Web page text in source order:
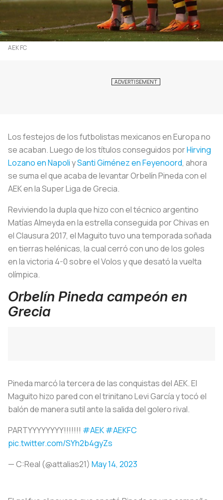
AEK FC
Los festejos de los futbolistas mexicanos en Europa no
se acaban. Luego de los títulos conseguidos porHirving
Lozano en NapoliySanti Giménez en Feyenoord, ahora
se suma el que acaba de levantar Orbelín Pineda con el
AEK en la Super Liga de Grecia.
Reviviendo la dupla que hizo con el técnico argentino
Matías Almeyda en la estrella conseguida por Chivas en
el Clausura 2017, el Maguito tuvo una temporada soñada
en tierras helénicas, la cual cerró con uno de los goles
en la victoria 4-0 sobre el Volos y que desató la vuelta
olímpica.
Orbelín Pineda campeón en
Grecia
Pineda marcó la tercera de las conquistas del AEK. El
Maguito hizo pared con el trinitano Levi García y tocó el
balón de manera sutil ante la salida del golero rival.
PARTYYYYYYYY!!!!!!! #AEK#AEKFC
pic.twitter.com/SYh2b4gyZs
— C:Real (@attalias21) May 14, 2023